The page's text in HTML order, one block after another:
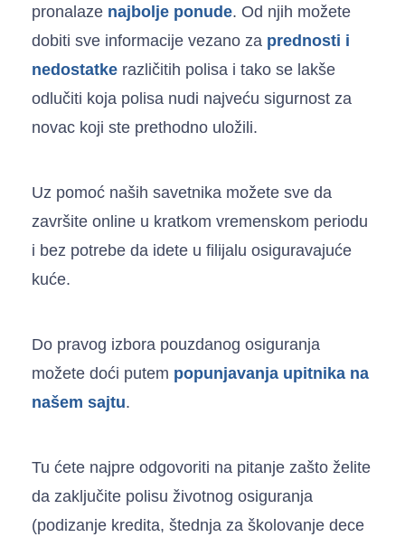
pronalaze najbolje ponude. Od njih možete
dobiti sve informacije vezano za prednosti i
nedostatke različitih polisa i tako se lakše
odlučiti koja polisa nudi najveću sigurnost za
novac koji ste prethodno uložili.
Uz pomoć naših savetnika možete sve da
završite online u kratkom vremenskom periodu
i bez potrebe da idete u filijalu osiguravajuće
kuće.
Do pravog izbora pouzdanog osiguranja
možete doći putem popunjavanja upitnika na
našem sajtu.
Tu ćete najpre odgovoriti na pitanje zašto želite
da zaključite polisu životnog osiguranja
(podizanje kredita, štednja za školovanje dece